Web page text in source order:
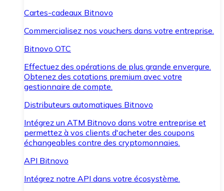
Cartes-cadeaux Bitnovo
Commercialisez nos vouchers dans votre entreprise.
Bitnovo OTC
Effectuez des opérations de plus grande envergure.
Obtenez des cotations premium avec votre
gestionnaire de compte.
Distributeurs automatiques Bitnovo
Intégrez un ATM Bitnovo dans votre entreprise et
permettez à vos clients d'acheter des coupons
échangeables contre des cryptomonnaies.
API Bitnovo
Intégrez notre API dans votre écosystème.